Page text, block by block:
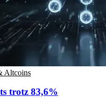
Altcoins
trotz 83,6%